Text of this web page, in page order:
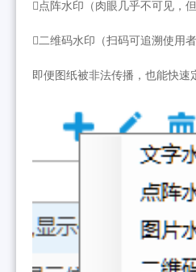
点阵水印（肉眼几乎不可见，
二维码水印（扫码可追溯使用者
即便图纸被非法传播，也能快速